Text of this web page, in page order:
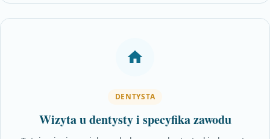
DENTYSTA
Wizyta u dentysty i specyfika zawodu